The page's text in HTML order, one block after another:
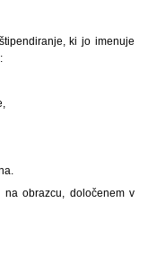
ki jo imenuje
obrazcu, določenem v